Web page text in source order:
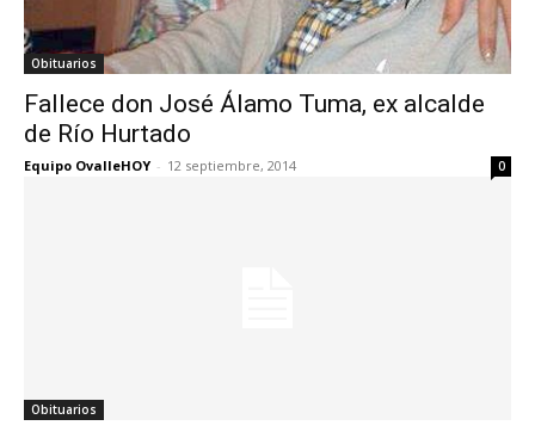
Obituarios
Fallece don José Álamo Tuma, ex alcalde
de Río Hurtado
Equipo OvalleHOY - 12 septiembre, 2014 0
Obituarios